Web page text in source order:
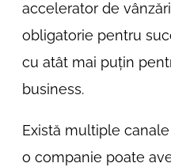
accelerator de
obligatorie pentru
cu atât mai puțin
business.
Există multiple
o companie poate